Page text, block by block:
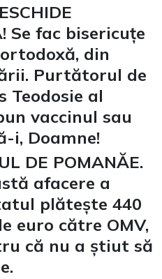
Se fac bisericuțe
din
Purtătorul de
Teodosie al
vaccinul sau
i, Doamne!
DE POMANĂE.
afacere a
plătește 440
euro către OMV,
că nu a știut să